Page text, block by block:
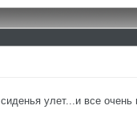
улет...и все очень